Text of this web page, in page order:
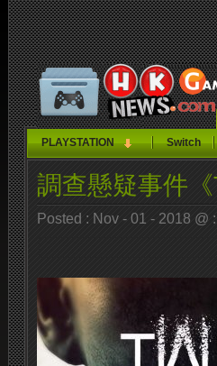
PLAYSTATION Switch
調查懸疑事件
Posted : Nov - 01 - 2018 @